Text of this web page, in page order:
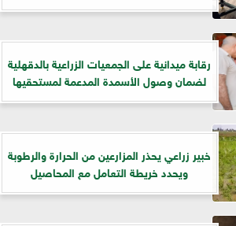
رقابة ميدانية على الجمعيات الزراعية بالدقهلية
لضمان وصول الأسمدة المدعمة لمستحقيها
خبير زراعي يحذر المزارعين من الحرارة والرطوبة
ويحدد خريطة التعامل مع المحاصيل